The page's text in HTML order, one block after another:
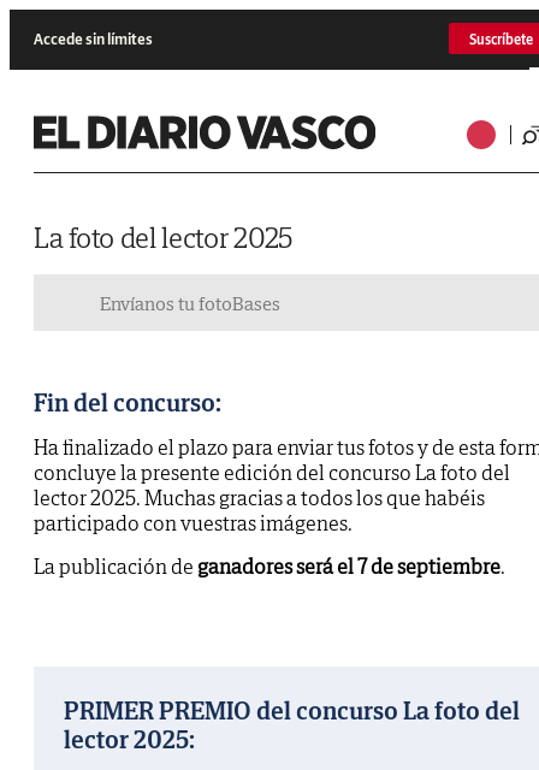
Accede sin límites Suscríbete
La foto del lector 2025
Envíanos tu fotoBases
Fin del concurso:
Ha finalizado el plazo para enviar tus fotos y de esta
concluye la presente edición del concurso La foto del
lector 2025. Muchas gracias a todos los que habéis
participado con vuestras imágenes.
La publicación de ganadores será el 7 de septiembre.
PRIMER PREMIO del concurso La foto del
lector 2025: